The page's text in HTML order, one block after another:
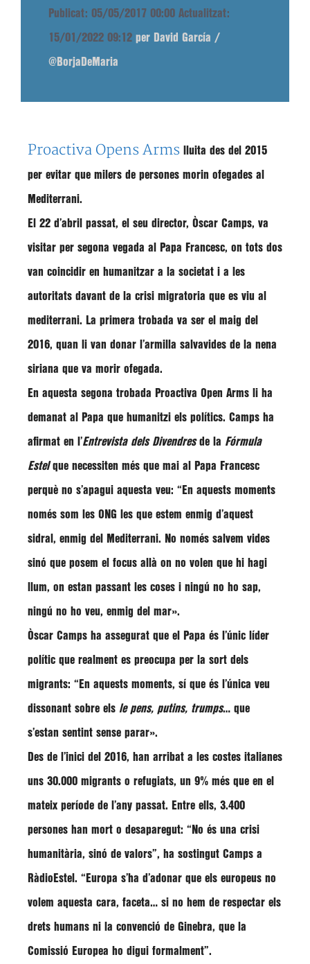
Publicat: 05/05/2017 00:00 Actualitzat:
15/01/2022 09:12 per David García /
@BorjaDeMaria
Proactiva Opens Arms lluita des del 2015
per evitar que milers de persones morin ofegades al
Mediterrani.
El 22 d’abril passat, el seu director, Òscar Camps, va
visitar per segona vegada al Papa Francesc, on tots dos
van coincidir en humanitzar a la societat i a les
autoritats davant de la crisi migratoria que es viu al
mediterrani. La primera trobada va ser el maig del
2016, quan li van donar l’armilla salvavides de la nena
siriana que va morir ofegada.
En aquesta segona trobada Proactiva Open Arms li ha
demanat al Papa que humanitzi els polítics. Camps ha
afirmat en l’Entrevista dels Divendresde la Fórmula
Estelque necessiten més que mai al Papa Francesc
perquè no s’apagui aquesta veu: “En aquests moments
només som les ONG les que estem enmig d’aquest
sidral, enmig del Mediterrani. No només salvem vides
sinó que posem el focus allà on no volen que hi hagi
llum, on estan passant les coses i ningú no ho sap,
ningú no ho veu, enmig del mar».
Òscar Camps ha assegurat que el Papa és l’únic líder
polític que realment es preocupa per la sort dels
migrants: “En aquests moments, sí que és l’única veu
dissonant sobre els le pens, putins, trumps… que
s’estan sentint sense parar».
Des de l’inici del 2016, han arribat a les costes italianes
uns 30.000 migrants o refugiats, un 9% més que en el
mateix període de l’any passat. Entre ells, 3.400
persones han mort o desaparegut: “No és una crisi
humanitària, sinó de valors”, ha sostingut Camps a
RàdioEstel. “Europa s’ha d’adonar que els europeus no
volem aquesta cara, faceta… si no hem de respectar els
drets humans ni la convenció de Ginebra, que la
Comissió Europea ho digui formalment”.